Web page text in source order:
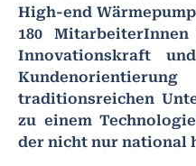
High-end
180
Innovationskraft
traditionsreichen
zu einem
der nicht nur national